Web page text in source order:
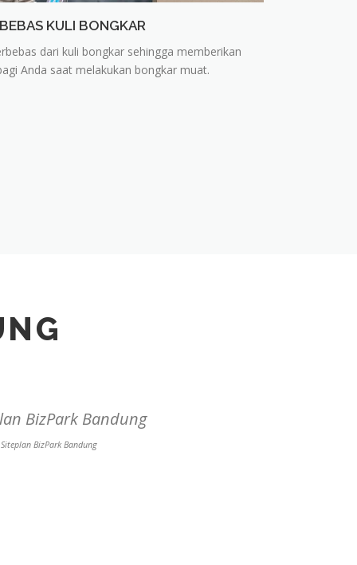
KULI BONGKAR
dari kuli bongkar sehingga memberikan
Anda saat melakukan bongkar muat.
Siteplan BizPark Bandung